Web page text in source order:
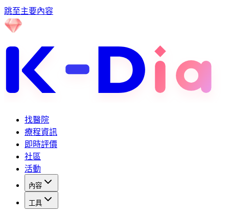
跳至主要內容
找醫院
療程資訊
即時評價
社區
活動
內容
工具